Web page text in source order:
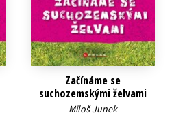
Začínáme se
suchozemskými želvami
Miloš Junek